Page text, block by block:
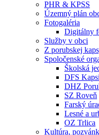
PHR & KPSS
Územný plán
Fotogaléria
Digitálny
Služby v obci
Z porubskej
Spoločenské
Školská
DFS
DHZ
SZ Roveň
Farský
Lesné a
OZ Trlica
Kultúra,